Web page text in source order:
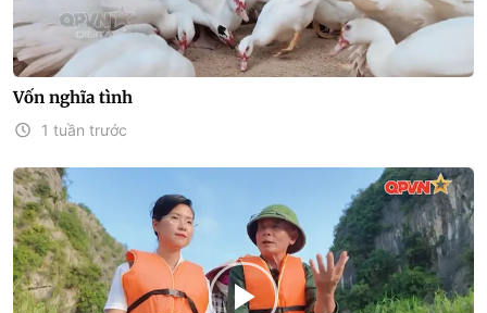
Vốn nghĩa tình
1 tuần trước